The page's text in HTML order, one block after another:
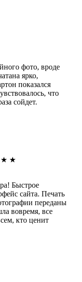
фото, вроде
ярко,
показался
что
сойдет.
★ ★
Быстрое
сайта. Печать
переданы
вовремя, все
кто ценит